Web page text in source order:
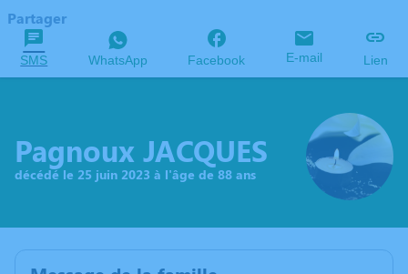
Partager
SMS WhatsApp Facebook E-mail Lien
Pagnoux JACQUES
décédé le 25 juin 2023 à l'âge de 88 ans